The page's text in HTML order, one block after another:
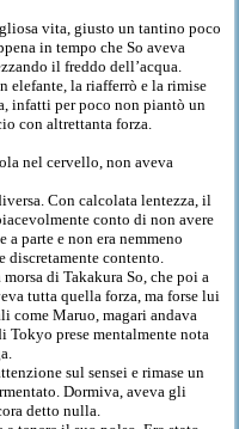
vita, giusto un tantino poco
in tempo che So aveva
il freddo dell’acqua.
elefante, la riafferrò e la rimise
infatti per poco non piantò un
con altrettanta forza.
nel cervello, non aveva
Con calcolata lentezza, il
conto di non avere
a parte e non era nemmeno
discretamente contento.
di Takakura So, che poi a
tutta quella forza, ma forse lui
come Maruo, magari andava
prese mentalmente nota
sul sensei e rimase un
Dormiva, aveva gli
detto nulla.